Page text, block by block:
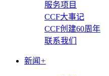
服务项目
CCF大事记
CCF创建60周年
联系我们
新闻 +